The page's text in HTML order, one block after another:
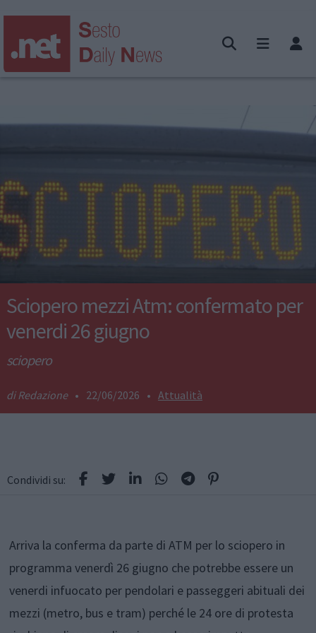
Sciopero mezzi Atm: confermato per
venerdi 26 giugno
sciopero
Redazione • 22/06/2026 • Attualità
Condividi su:
Arriva la conferma da parte di ATM per lo sciopero in
programma venerdì 26 giugno che potrebbe essere un
venerdi infuocato per pendolari e passeggeri abituali dei
mezzi (metro, bus e tram) perché le 24 ore di protesta